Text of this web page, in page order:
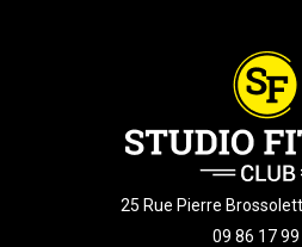
25 Rue Pierre
09 86 17 99